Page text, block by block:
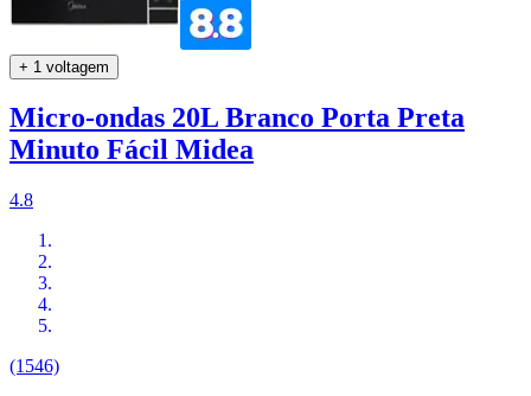
+ 1 voltagem
Micro-ondas 20L Branco Porta Preta
Minuto Fácil Midea
4.8
(1546)